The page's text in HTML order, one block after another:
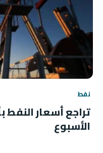
نفط
الأسبوع